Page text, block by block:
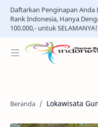
Daftarkan Penginapan Anda
Rank Indonesia, Hanya
100.000,- untuk
Lokawisata